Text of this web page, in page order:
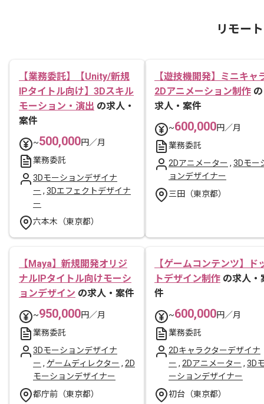
リモー
【業務委託】【Unity/新規
IPタイトル向け】3Dスキル
モーション・演出 の求人・
案件
~500,000円／月
業務委託
3Dモーションデザイナ
ー , 3Dエフェクトデザイナ
ー
六本木（東京都）
【遊技機開発】ミニキャ
2Dアニメーション制作 の
求人・案件
~600,000円／月
業務委託
2Dアニメーター , 3Dモー
ョンデザイナー
三田（東京都）
【Maya】新規開発オリジ
ナルIPタイトル向けモーシ
ョンデザイン の求人・案件
~950,000円／月
業務委託
3Dモーションデザイナ
ー , ゲームディレクター , 2D
モーションデザイナー
都庁前（東京都）
【ゲームコンテンツ】ド
トデザイン制作 の求人・
件
~600,000円／月
業務委託
2Dキャラクターデザイナ
ー , 2Dアニメーター , 3D
ーションデザイナー
初台（東京都）